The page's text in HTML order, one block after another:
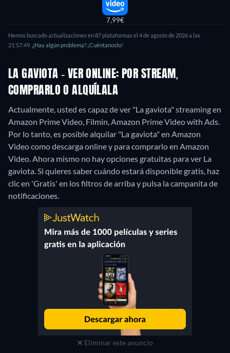
7,99€
Hemos buscado actualizaciones en 87 plataformas el 4 de agosto de 2026 a las
21:57:49. ¿Hay algún problema? ¡Cuéntanoslo!
LA GAVIOTA - VER ONLINE: POR STREAM,
COMPRARLO O ALQUÍLALA
Actualmente, usted es capaz de ver "La gaviota" streaming en
Amazon Prime Video, Filmin, Amazon Prime Video with Ads.
Por lo tanto, es posible alquilar "La gaviota" en Amazon
Video como descarga online y para comprarlo en Amazon
Video.Ahora mismo no hay opciones gratuitas para ver La
gaviota. Si quieres saber cuándo estará disponible gratis, haz
clic en 'Gratis' en los filtros de arriba y pulsa la campanita de
notificaciones.
Eliminar este anuncio